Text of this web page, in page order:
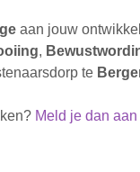
aan jouw
,
te
Meld je dan